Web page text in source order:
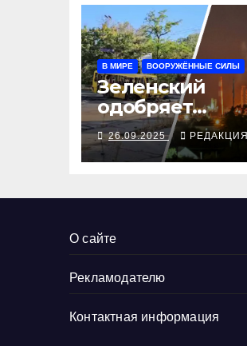
В МИРЕ ВООРУЖЁННЫЕ СИЛЫ
Зеленский
одобряет
выступления
Трампа, ВСУ
закрыли
26.09.2025 РЕДАКЦИЯ
О сайте
Рекламодателю
Контактная информация